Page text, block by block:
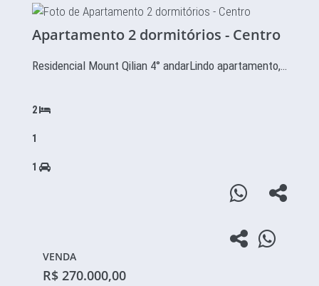
Apartamento 2 dormitórios - Centro
Residencial Mount Qilian 4° andarLindo apartamento,…
2
1
1
VENDA
R$ 270.000,00